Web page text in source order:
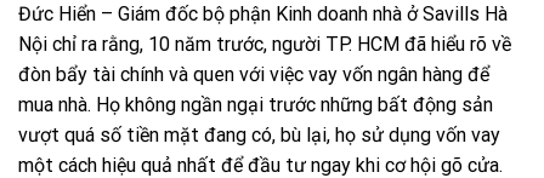
Đức Hiển – Giám đốc bộ phận Kinh doanh nhà ở Savills Hà
Nội chỉ ra rằng, 10 năm trước, người TP. HCM đã hiểu rõ về
đòn bẩy tài chính và quen với việc vay vốn ngân hàng để
mua nhà. Họ không ngần ngại trước những bất động sản
vượt quá số tiền mặt đang có, bù lại, họ sử dụng vốn vay
một cách hiệu quả nhất để đầu tư ngay khi cơ hội gõ cửa.